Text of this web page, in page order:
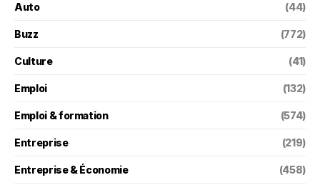
Auto (44)
Buzz (772)
Culture (41)
Emploi (132)
Emploi & formation (574)
Entreprise (219)
Entreprise & Économie (458)